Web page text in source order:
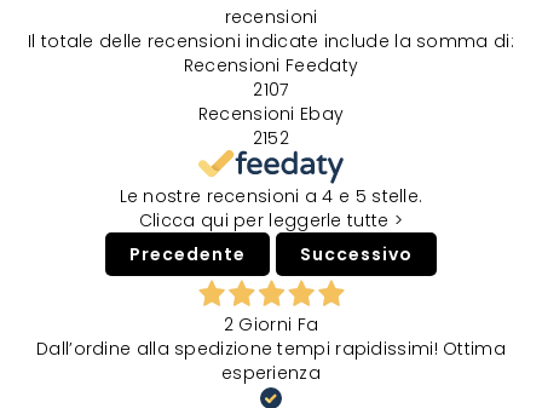
recensioni
Il totale delle recensioni indicate include la somma di:
Recensioni Feedaty
2107
Recensioni Ebay
2152
Le nostre recensioni a 4 e 5 stelle.
Clicca qui per leggerle tutte >
Precedente
Successivo
2 Giorni Fa
Dall’ordine alla spedizione tempi rapidissimi! Ottima
esperienza